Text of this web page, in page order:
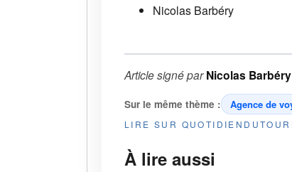
Nicolas Barbéry
Article signé parNicolas Barbéry
Sur le même thème : Agence de
LIRE SUR
À lire aussi